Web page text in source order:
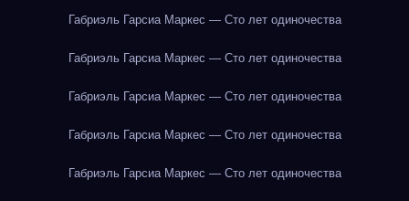
Габриэль Гарсиа Маркес — Сто лет одиночества
Габриэль Гарсиа Маркес — Сто лет одиночества
Габриэль Гарсиа Маркес — Сто лет одиночества
Габриэль Гарсиа Маркес — Сто лет одиночества
Габриэль Гарсиа Маркес — Сто лет одиночества